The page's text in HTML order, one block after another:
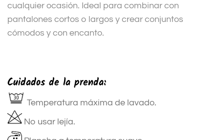
cualquier ocasión. Ideal para combinar con
pantalones cortos o largos y crear conjuntos
cómodos y con encanto.
Cuidados de la prenda:
Temperatura máxima de lavado.
No usar lejía.